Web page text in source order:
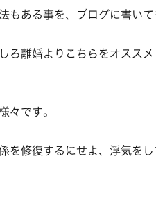
もある事を、ブログに書い
ろ離婚よりこちらをオスス
々です。
を修復するにせよ、浮気を